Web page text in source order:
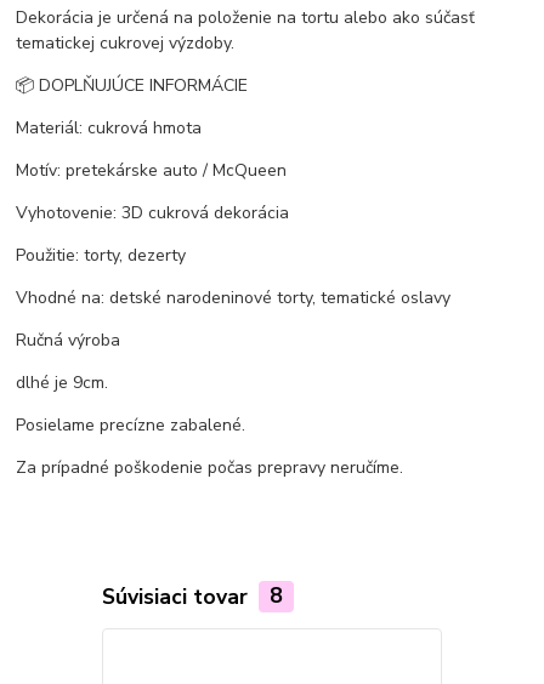
Dekorácia je určená na položenie na tortu alebo ako súčasť
tematickej cukrovej výzdoby.
📦 DOPLŇUJÚCE INFORMÁCIE
Materiál: cukrová hmota
Motív: pretekárske auto / McQueen
Vyhotovenie: 3D cukrová dekorácia
Použitie: torty, dezerty
Vhodné na: detské narodeninové torty, tematické oslavy
Ručná výroba
dlhé je 9cm.
Posielame precízne zabalené.
Za prípadné poškodenie počas prepravy neručíme.
Súvisiaci tovar 8